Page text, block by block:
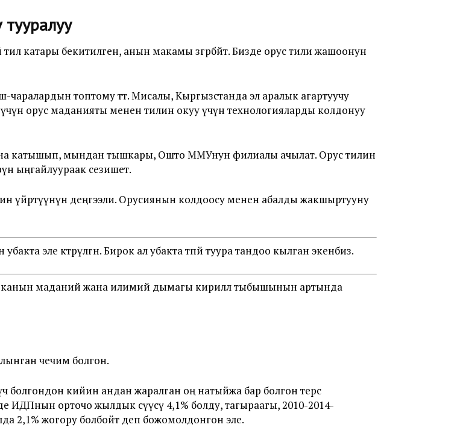
катары бекитилген, анын макамы өзгөрбөйт. Бизде орус тили жашоонун
топтому өтөт. Мисалы, Кыргызстанда эл аралык агартуучу
орус маданияты менен тилин окуу үчүн технологияларды колдонуу
катышып, мындан тышкары, Ошто ММУнун филиалы ачылат. Орус тилин
ыңгайлуураак сезишет.
үйрөтүүнүн деңгээли. Орусиянын колдоосу менен абалды жакшыртууну
эле көтөрүлгөн. Бирок ал убакта өтпөй туура тандоо кылган экенбиз.
маданий жана илимий дымагы кирилл тыбышынын артында
чечим болгон.
болгондон кийин андан жаралган оң натыйжа бар болгон терс
ИДПнын орточо жылдык өсүүсү 4,1% болду, тагыраагы, 2010-2014-
2,1% жогору болбойт деп божомолдонгон эле.